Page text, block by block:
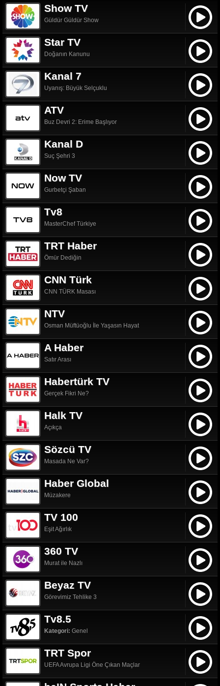
Show TV
Güldür Güldür Show
Star TV
Doğanın Kanunu
Kanal 7
Uyanış: Büyük Selçuklu
ATV
Buz Devri 2: Erime Başlıyor
Kanal D
Suç Şehri 3
Now TV
Gurbetçi Şaban
Tv8
MasterChef Türkiye
TRT Haber
Ömür Dediğin
CNN Türk
CNN TÜRK Masası
NTV
Osman Müftüoğlu İle Yaşasın Hayat
A Haber
Satır Arası
Habertürk TV
Gerçek Fikri Ne?
Halk TV
Açıkça
Sözcü TV
Masada Ne Var?
Haber Global
Müzakere
TV 100
Eşit Ağırlık
360 TV
Murat ile Nazlı
Beyaz TV
Görevimiz Tehlike 3
Tv8.5
Kategori: Genel
TRT Spor
UEFA Avrupa Ligi Öne Çıkan Maçlar